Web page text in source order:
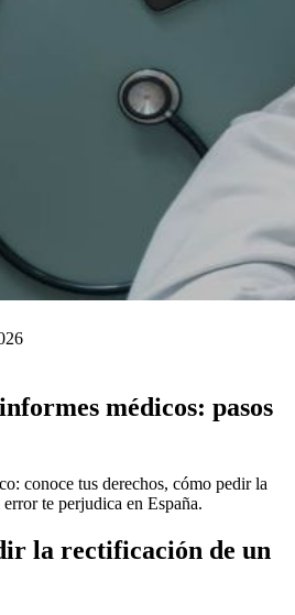
médicos: pasos
conoce tus derechos, cómo pedir la
te perjudica en España.
la rectificación de un